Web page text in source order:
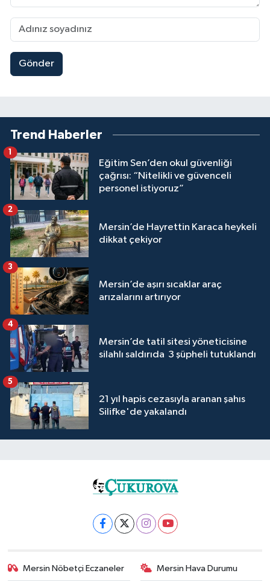
Gönder
Trend Haberler
Eğitim Sen’den okul güvenliği
çağrısı: “Nitelikli ve güvenceli
personel istiyoruz”
1
Mersin’de Hayrettin Karaca heykeli
dikkat çekiyor
2
Mersin’de aşırı sıcaklar araç
arızalarını artırıyor
3
Mersin’de tatil sitesi yöneticisine
silahlı saldırıda 3 şüpheli tutuklandı
4
21 yıl hapis cezasıyla aranan şahıs
Silifke'de yakalandı
5
Mersin Nöbetçi Eczaneler Mersin Hava Durumu